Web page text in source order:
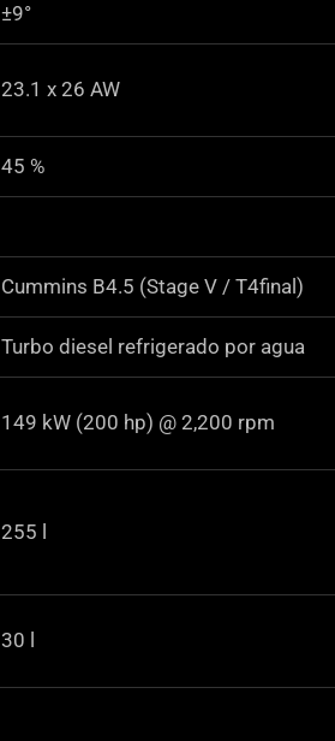
±9­­­°
23.1 x 26 AW
45 %
Cummins B4.5 (Stage V / T4final)
Turbo diesel refrigerado por agua
149 kW (200 hp) @ 2,200 rpm
255
30